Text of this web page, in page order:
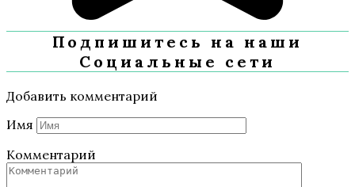
Подпишитесь на наши
Социальные сети
Добавить комментарий
Имя
Комментарий